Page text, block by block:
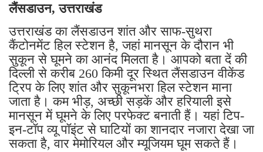
लैंसडाउन, उत्तराखंड
उत्तराखंड का लैंसडाउन शांत और साफ-सुथरा
कैंटोनमेंट हिल स्टेशन है, जहां मानसून के दौरान भी
सुकून से घूमने का आनंद मिलता है। आपको बता दें की
दिल्ली से करीब 260 किमी दूर स्थित लैंसडाउन वीकेंड
ट्रिप के लिए शांत और सुकूनभरा हिल स्टेशन माना
जाता है। कम भीड़, अच्छी सड़कें और हरियाली इसे
मानसून में घूमने के लिए परफेक्ट बनाती हैं। यहां टिप-
इन-टॉप व्यू पॉइंट से घाटियों का शानदार नजारा देखा जा
सकता है, वार मेमोरियल और म्यूजियम घूम सकते हैं।